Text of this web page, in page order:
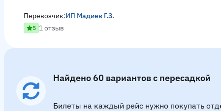
Перевозчик:ИП Мадиев Г.З.
5 1 отзыв
Найдено 60 вариантов с пересадкой
Билеты на каждый рейс нужно покупать